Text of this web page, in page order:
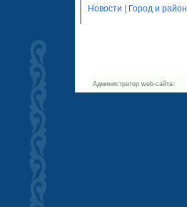
Новости Город и район
Администратор web-сайта: